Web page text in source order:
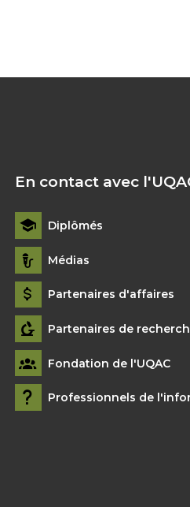
En contact avec
Diplômés
Médias
Partenaires d'affaires
Partenaires de
Fondation de l'UQAC
Professionnels de